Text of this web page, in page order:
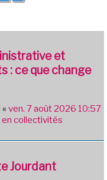
et
: ce que change
« ven. 7 août 2026 10:57
en collectivités
Jourdant